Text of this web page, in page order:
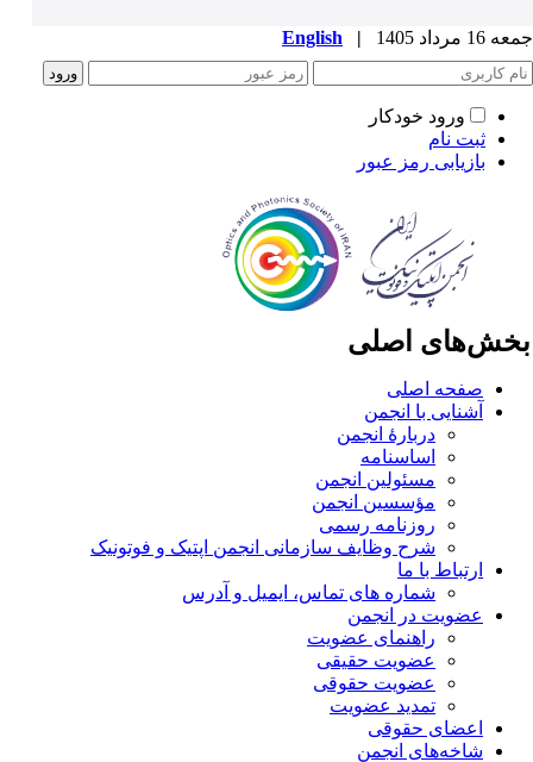
مرداد 1405 |
English
ورود خودکار
ثبت نام
بازیابی رمز عبور
اصلی
صفحه اصلی
آشنایی با انجمن
دربارۀ انجمن
اساسنامه
مسئولین انجمن
مؤسسین انجمن
روزنامه رسمی
شرح وظایف سازمانی انجمن اپتیک و فوتونیک
ارتباط با ما
شماره های تماس، ایمیل و آدرس
عضویت در انجمن
راهنمای عضویت
عضویت حقیقی
عضویت حقوقی
تمدید عضویت
اعضای حقوقی
شاخه‌های انجمن